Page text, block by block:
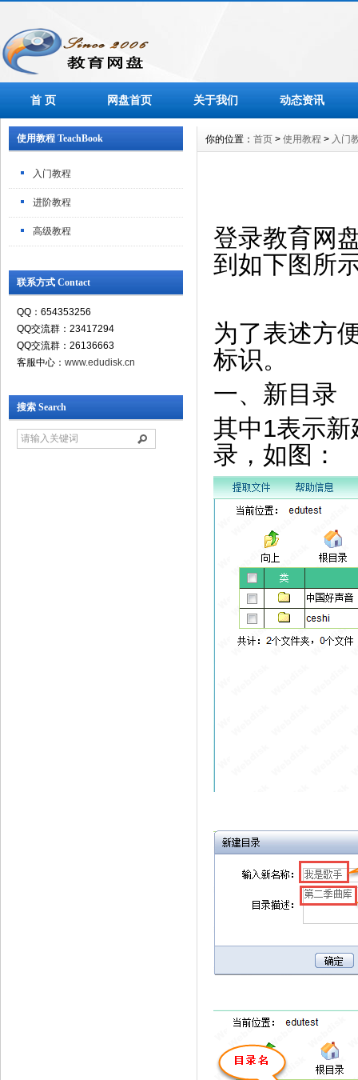
首 页 网盘首页 关于我们 动态资讯
使用教程 TeachBook
入门教程
进阶教程
高级教程
联系方式 Contact
QQ：654353256
QQ交流群：23417294
QQ交流群：26136663
客服中心： www.edudisk.cn
搜索 Search
你的位置： 首页 > 使用教程 > 入门
登录教育网
到如下图所
为了表述方
标识。
一、新目录
其中1表示
录，如图：